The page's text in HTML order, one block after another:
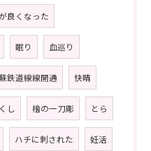
良くなった
眠り 血巡り
鉄道線線開通 快晴
し 檜の一刀彫 とら
ハチに刺された 妊活